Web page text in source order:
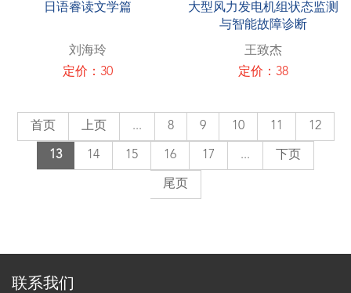
日语睿读文学篇
刘海玲
定价：30
大型风力发电机组状态监测
与智能故障诊断
王致杰
定价：38
首页 上页 ... 8 9 10 11 12
13 14 15 16 17 ... 下页
尾页
联系我们